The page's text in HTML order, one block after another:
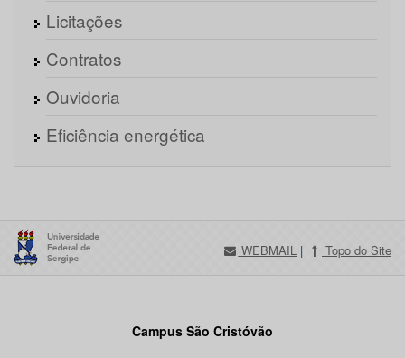
Licitações
Contratos
Ouvidoria
Eficiência energética
WEBMAIL | Topo do Site
Campus São Cristóvão